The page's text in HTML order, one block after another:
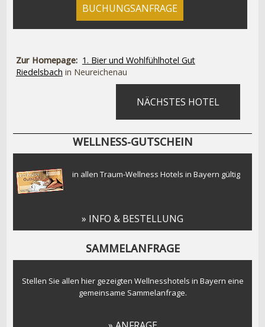
WELLNESS-GUTSCHEIN
in allen Traum-Wellness Hotels in Bayern gültig
» INFO & BESTELLUNG
SAMMELANFRAGE
Stellen Sie allen hier gezeigten Wellnesshotels in Bayern eine
gemeinsame Sammelanfrage.
BUCHUNGSANFRAGE
Zur Homepage: 1. Bier und Wohlfühlhotel Gut
Riedelsbach in Neureichenau
NÄCHSTES HOTEL